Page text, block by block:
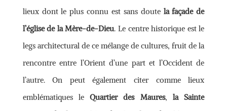
lieux dont le plus connu est sans doute la façade de
l’église de la Mère-de-Dieu. Le centre historique est le
legs architectural de ce mélange de cultures, fruit de la
rencontre entre l’Orient d’une part et l’Occident de
l’autre. On peut également citer comme lieux
emblématiques leQuartier des Maures, la Sainte